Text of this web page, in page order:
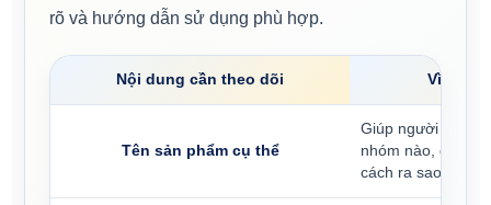
rõ và hướng dẫn sử dụng phù hợp.
Nội dung cần theo dõi Vì sao
Tên sản phẩm cụ thể
Giúp người mua
nhóm nào, dùng
cách ra sao.